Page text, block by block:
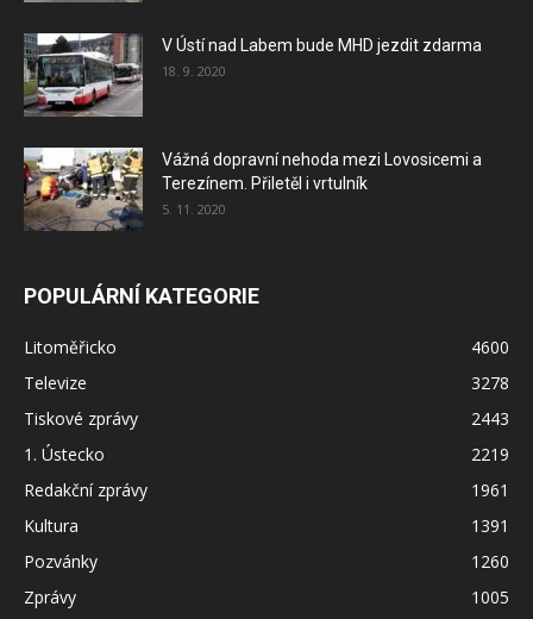
V Ústí nad Labem bude MHD jezdit zdarma
18. 9. 2020
Vážná dopravní nehoda mezi Lovosicemi a
Terezínem. Přiletěl i vrtulník
5. 11. 2020
POPULÁRNÍ KATEGORIE
Litoměřicko
4600
Televize
3278
Tiskové zprávy
2443
1. Ústecko
2219
Redakční zprávy
1961
Kultura
1391
Pozvánky
1260
Zprávy
1005